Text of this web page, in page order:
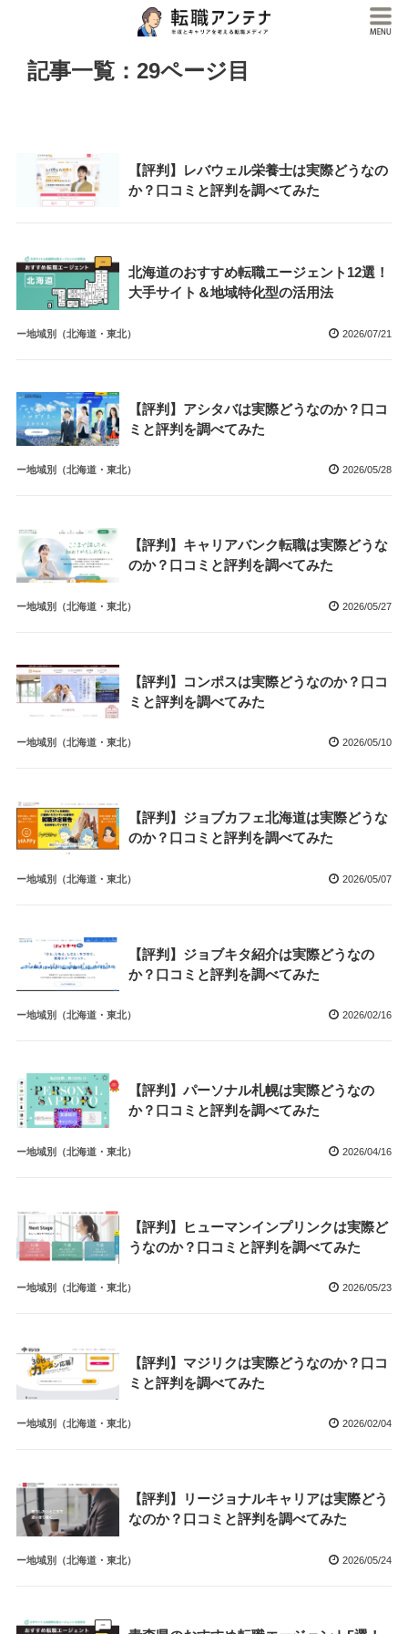
記事一覧：29ページ目
【評判】レバウェル栄養士は実際どうなの
か？口コミと評判を調べてみた
北海道のおすすめ転職エージェント12選！
大手サイト＆地域特化型の活用法
ー地域別（北海道・東北） 2026/07/21
【評判】アシタバは実際どうなのか？口コ
ミと評判を調べてみた
ー地域別（北海道・東北） 2026/05/28
【評判】キャリアバンク転職は実際どうな
のか？口コミと評判を調べてみた
ー地域別（北海道・東北） 2026/05/27
【評判】コンポスは実際どうなのか？口コ
ミと評判を調べてみた
ー地域別（北海道・東北） 2026/05/10
【評判】ジョブカフェ北海道は実際どうな
のか？口コミと評判を調べてみた
ー地域別（北海道・東北） 2026/05/07
【評判】ジョブキタ紹介は実際どうなの
か？口コミと評判を調べてみた
ー地域別（北海道・東北） 2026/02/16
【評判】パーソナル札幌は実際どうなの
か？口コミと評判を調べてみた
ー地域別（北海道・東北） 2026/04/16
【評判】ヒューマンインプリンクは実際ど
うなのか？口コミと評判を調べてみた
ー地域別（北海道・東北） 2026/05/23
【評判】マジリクは実際どうなのか？口コ
ミと評判を調べてみた
ー地域別（北海道・東北） 2026/02/04
【評判】リージョナルキャリアは実際どう
なのか？口コミと評判を調べてみた
ー地域別（北海道・東北） 2026/05/24